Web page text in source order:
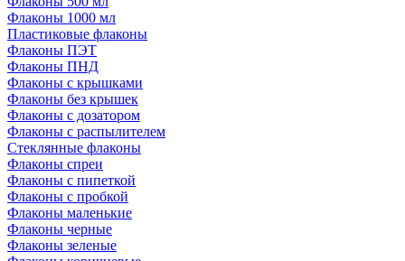
Флаконы 1000 мл
Пластиковые флаконы
Флаконы ПЭТ
Флаконы ПНД
Флаконы с крышками
Флаконы без крышек
Флаконы с дозатором
Флаконы с распылителем
Стеклянные флаконы
Флаконы cпреи
Флаконы с пипеткой
Флаконы с пробкой
Флаконы маленькие
Флаконы черные
Флаконы зеленые